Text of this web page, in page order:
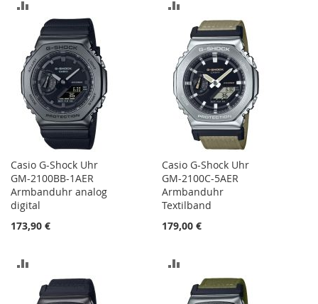
VERGLEICHSLISTE
HINZUFÜGEN
VERGLEICHSLISTE
HINZUFÜGEN
Casio G-Shock Uhr
GM-2100BB-1AER
Armbanduhr analog
digital
173,90 €
VERGLEICHSLISTE
Casio G-Shock Uhr
GM-2100C-5AER
Armbanduhr
Textilband
179,00 €
VERGLEICHSLISTE